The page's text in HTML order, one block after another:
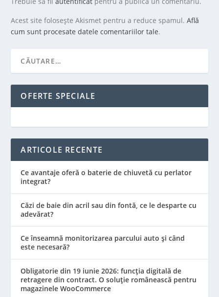
Acest site folosește Akismet pentru a reduce spamul.Află
cum sunt procesate datele comentariilor tale.
OFERTE SPECIALE
ARTICOLE RECENTE
Ce avantaje oferă o baterie de chiuvetă cu perlator
integrat?
Căzi de baie din acril sau din fontă, ce le desparte cu
adevărat?
Ce înseamnă monitorizarea parcului auto și când
este necesară?
Obligatorie din 19 iunie 2026: funcția digitală de
retragere din contract. O soluție românească pentru
magazinele WooCommerce